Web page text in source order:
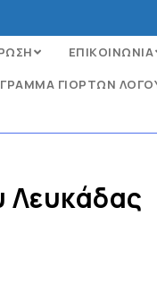
ΕΠΙΚΟΙΝΩΝΙΑ
ΓΙΟΡΤΩΝ
Λευκάδας